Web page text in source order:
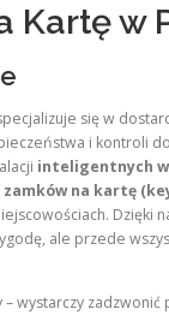
Kartę w
się w
i kontroli
inteligentnych
zamków na kartę
Dzięki
ale przede
wystarczy zadzwonić